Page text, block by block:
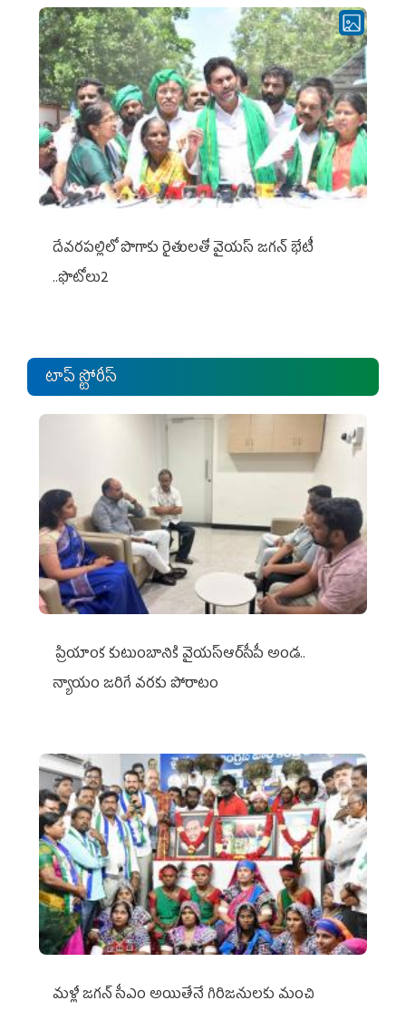
దేవరపల్లిలో పొగాకు రైతులతో వైయస్ జగన్ భేటీ
..ఫొటోలు2
టాప్ స్టోరీస్
ప్రియాంక కుటుంబానికి వైయ‌స్ఆర్‌సీపీ అండ..
న్యాయం జరిగే వరకు పోరాటం
మళ్లీ జగన్ సీఎం అయితేనే గిరిజనులకు మంచి